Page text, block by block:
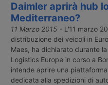
Daimler aprirà hub
Mediterraneo?
11 Marzo 2015 - L'11 marzo
distribuzione dei veicoli in
Maes, ha dichiarato durante
Logistics Europe in corso a
intende aprire una
dedicata alla spedizioni di